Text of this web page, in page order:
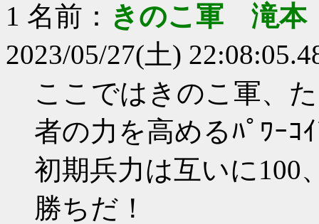
1 名前： きのこ軍 滝
2023/05/27(土)
ここではきのこ軍、
者の力を高めるﾊﾟﾜｰｺ
初期兵力は互いに100
勝ちだ！